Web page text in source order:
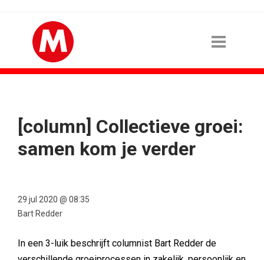
[column] Collectieve groei:
samen kom je verder
29 jul 2020 @ 08:35
Bart Redder
In een 3-luik beschrijft columnist Bart Redder de